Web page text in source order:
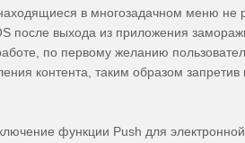
в многозадачном меню не
после выхода из приложения
по первому желанию
контента, таким образом
функции Push для